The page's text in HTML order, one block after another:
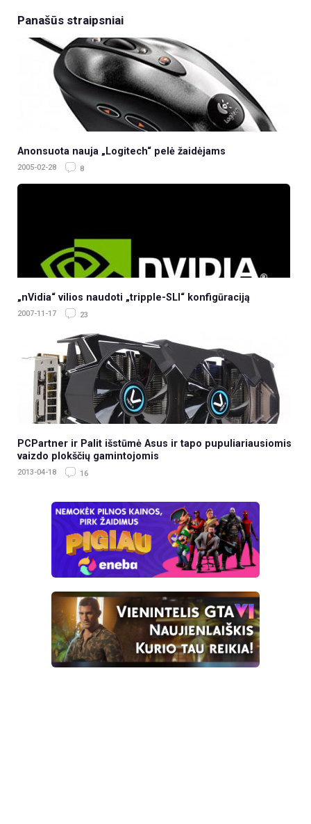
Panašūs straipsniai
Anonsuota nauja „Logitech“ pelė žaidėjams
2005-02-28 8
„nVidia“ vilios naudoti „tripple-SLI“ konfigūraciją
2007-11-17 23
PCPartner ir Palit išstūmė Asus ir tapo pupuliariausiomis
vaizdo plokščių gamintojomis
2013-04-18 16